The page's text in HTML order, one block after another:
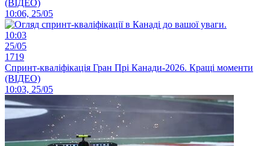
(ВІДЕО)
10:06, 25/05
10:03
25/05
1719
Спринт-кваліфікація Гран Прі Канади-2026. Кращі моменти
(ВІДЕО)
10:03, 25/05